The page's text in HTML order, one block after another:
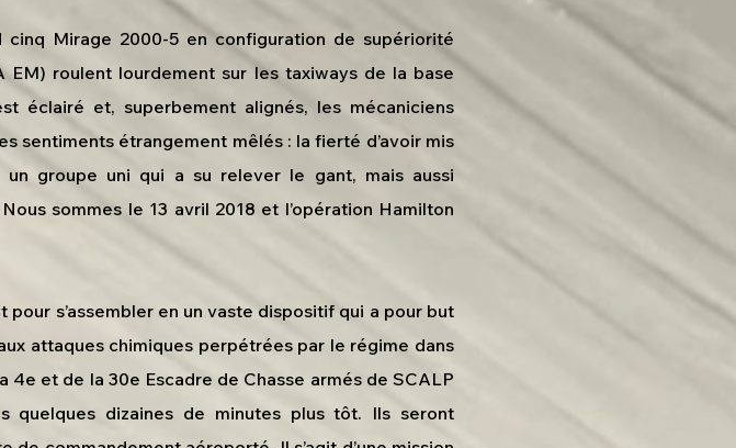
Mirage 2000-5 en configuration de supériorité
roulent lourdement sur les taxiways de la base
éclairé et, superbement alignés, les mécaniciens
sentiments étrangement mêlés : la fierté d’avoir mis
un groupe uni qui a su relever le gant, mais aussi
sommes le 13 avril 2018 et l’opération Hamilton
s’assembler en un vaste dispositif qui a pour but
attaques chimiques perpétrées par le régime dans
4e et de la 30e Escadre de Chasse armés de SCALP
quelques dizaines de minutes plus tôt. Ils seront